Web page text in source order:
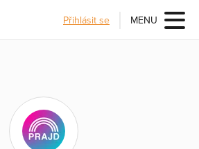
Přihlásit se MENU